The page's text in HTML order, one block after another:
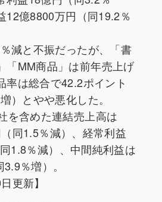
12億8800万円（同19.2％
減と不振だったが、「書
「MM商品」は前年売上げ
率は総合で42.2ポイント
）とやや悪化した。
を含めた連結売上高は
同1.5％減）、経常利益
1.8％減）、中間純利益は
％増）。
更新】